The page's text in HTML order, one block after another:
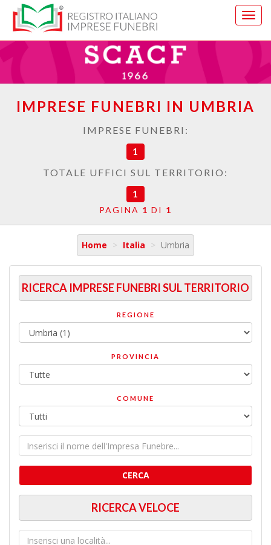
Vai
al
menu
IMPRESE FUNEBRI IN UMBRIA
IMPRESE FUNEBRI:
1
TOTALE UFFICI SUL TERRITORIO:
1
PAGINA 1 DI 1
Home Italia Umbria
RICERCA IMPRESE FUNEBRI SUL TERRITORIO
REGIONE
PROVINCIA
COMUNE
CERCA
RICERCA VELOCE